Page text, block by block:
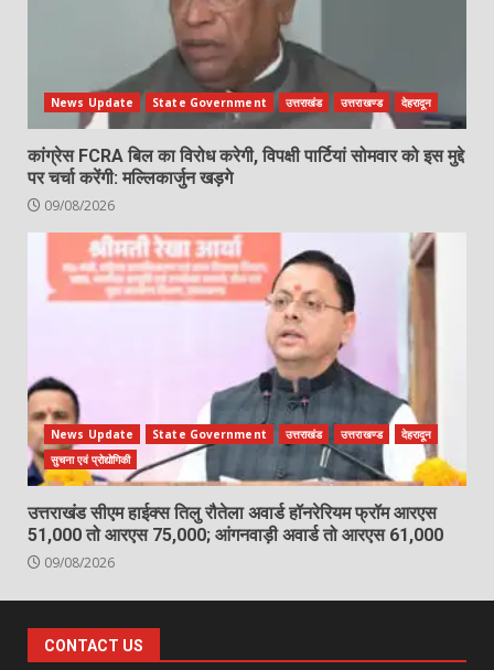
News Update State Government उत्तराखंड उत्तराखण्ड देहरादून
कांग्रेस FCRA बिल का विरोध करेगी, विपक्षी पार्टियां सोमवार को इस मुद्दे
पर चर्चा करेंगी: मल्लिकार्जुन खड़गे
09/08/2026
News Update State Government उत्तराखंड उत्तराखण्ड
देहरादून
सुचना एवं प्रोद्योगिकी
उत्तराखंड सीएम हाईक्स तिलु रौतेला अवार्ड हॉनरेरियम फ्रॉम आरएस
51,000 तो आरएस 75,000; आंगनवाड़ी अवार्ड तो आरएस 61,000
09/08/2026
CONTACT US